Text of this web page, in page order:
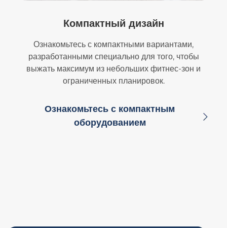
Компактный дизайн
Ознакомьтесь с компактными вариантами,
разработанными специально для того, чтобы
выжать максимум из небольших фитнес-зон и
ограниченных планировок.
Ознакомьтесь с компактным
оборудованием